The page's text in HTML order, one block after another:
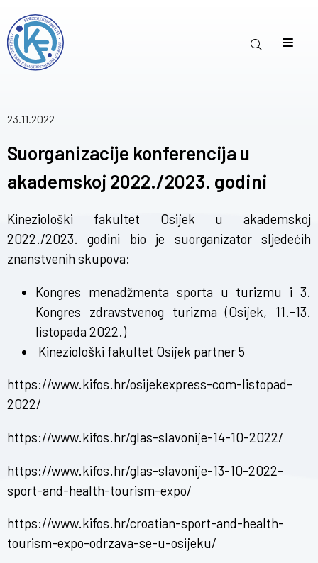
23.11.2022
Suorganizacije konferencija u
akademskoj 2022./2023. godini
Kineziološki fakultet Osijek u akademskoj
2022./2023. godini bio je suorganizator sljedećih
znanstvenih skupova:
Kongres menadžmenta sporta u turizmu i 3.
Kongres zdravstvenog turizma (Osijek, 11.-13.
listopada 2022.)
Kineziološki fakultet Osijek partner 5
https://www.kifos.hr/osijekexpress-com-listopad-
2022/
https://www.kifos.hr/glas-slavonije-14-10-2022/
https://www.kifos.hr/glas-slavonije-13-10-2022-
sport-and-health-tourism-expo/
https://www.kifos.hr/croatian-sport-and-health-
tourism-expo-odrzava-se-u-osijeku/